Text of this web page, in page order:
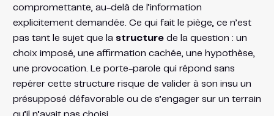
compromettante, au-delà de l’information
explicitement demandée. Ce qui fait le piège, ce n’est
pas tant le sujet que la structurede la question : un
choix imposé, une affirmation cachée, une hypothèse,
une provocation. Le porte-parole qui répond sans
repérer cette structure risque de valider à son insu un
présupposé défavorable ou de s’engager sur un terrain